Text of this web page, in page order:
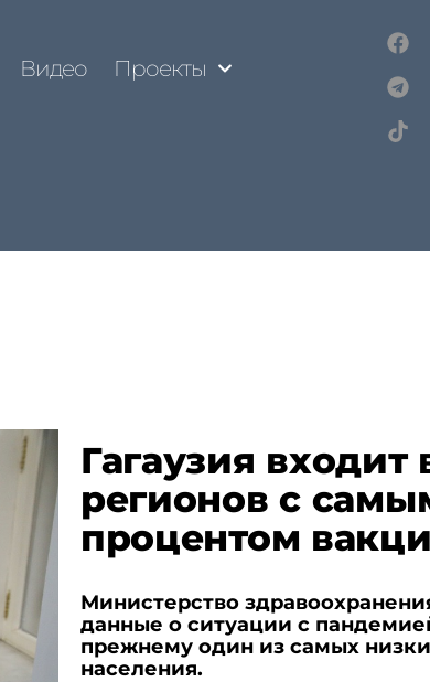
Видео Проекты
Гагаузия входит
регионов с
процентом
Министерство
данные о ситуации с
прежнему один из самых
населения.